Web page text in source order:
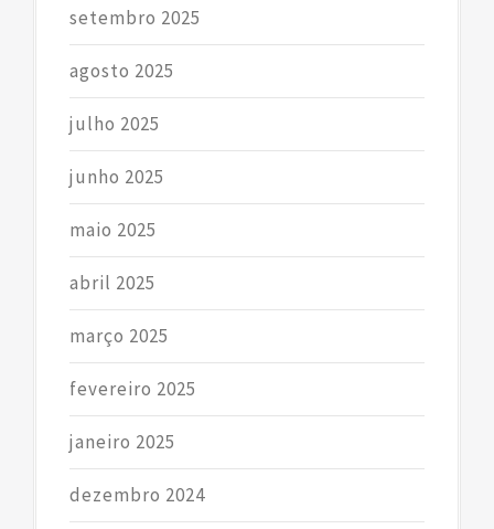
setembro 2025
agosto 2025
julho 2025
junho 2025
maio 2025
abril 2025
março 2025
fevereiro 2025
janeiro 2025
dezembro 2024